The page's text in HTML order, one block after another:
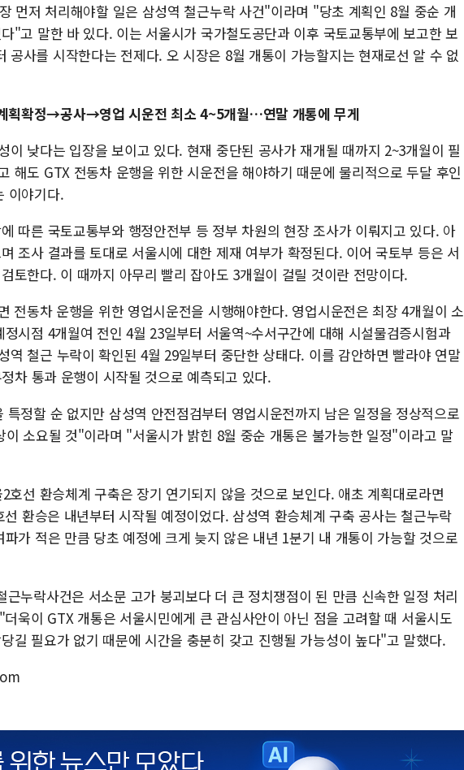
먼저 처리해야할 일은 삼성역 철근누락 사건"이라며 "당초 계획인 8월 중순 개
"고 말한 바 있다. 이는 서울시가 국가철도공단과 이후 국토교통부에 보고한 보
공사를 시작한다는 전제다. 오 시장은 8월 개통이 가능할지는 현재로선 알 수 없
확정→공사→영업 시운전 최소 4~5개월…연말 개통에 무게
이 낮다는 입장을 보이고 있다. 현재 중단된 공사가 재개될 때까지 2~3개월이 필
해도 GTX 전동차 운행을 위한 시운전을 해야하기 때문에 물리적으로 두달 후인
이야기다.
따른 국토교통부와 행정안전부 등 정부 차원의 현장 조사가 이뤄지고 있다. 아
조사 결과를 토대로 서울시에 대한 제재 여부가 확정된다. 이어 국토부 등은 서
토한다. 이 때까지 아무리 빨리 잡아도 3개월이 걸릴 것이란 전망이다.
전동차 운행을 위한 영업시운전을 시행해야한다. 영업시운전은 최장 4개월이 소
시점 4개월여 전인 4월 23일부터 서울역~수서구간에 대해 시설물검증시험과
역 철근 누락이 확인된 4월 29일부터 중단한 상태다. 이를 감안하면 빨라야 연말
차 통과 운행이 시작될 것으로 예측되고 있다.
정할 순 없지만 삼성역 안전점검부터 영업시운전까지 남은 일정을 정상적으로
이 소요될 것"이라며 "서울시가 밝힌 8월 중순 개통은 불가능한 일정"이라고 말
호선 환승체계 구축은 장기 연기되지 않을 것으로 보인다. 애초 계획대로라면
환승은 내년부터 시작될 예정이었다. 삼성역 환승체계 구축 공사는 철근누락
가 적은 만큼 당초 예정에 크게 늦지 않은 내년 1분기 내 개통이 가능할 것으로
근누락사건은 서소문 고가 붕괴보다 더 큰 정치쟁점이 된 만큼 신속한 일정 처리
욱이 GTX 개통은 서울시민에게 큰 관심사안이 아닌 점을 고려할 때 서울시도
길 필요가 없기 때문에 시간을 충분히 갖고 진행될 가능성이 높다"고 말했다.